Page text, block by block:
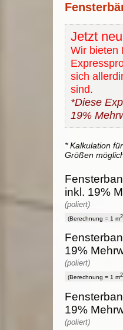
Jetzt
Wir bieten
sich
sind.
*Diese
19%
* Kalkulation
Größen
inkl. 19%
(poliert)
(Berechnung = 1 m2
19%
(poliert)
(Berechnung = 1 m2
19%
(poliert)